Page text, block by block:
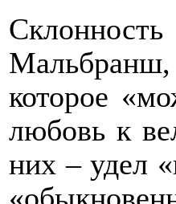
которое
любовь к
них – удел